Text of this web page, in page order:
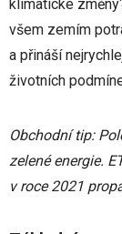
klimatické
všem zemím
a přináší
životních
Obchodní tip:
zelené energie.
v roce 2021